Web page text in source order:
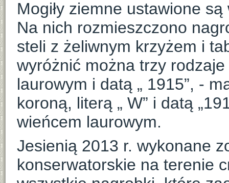
Mogiły ziemne ustawione
Na nich rozmieszczono
steli z żeliwnym krzyżem i
wyróżnić można trzy
laurowym i datą „ 1915”, -
koroną, literą „ W” i datą
wieńcem laurowym.
Jesienią 2013 r. wykonane
konserwatorskie na terenie